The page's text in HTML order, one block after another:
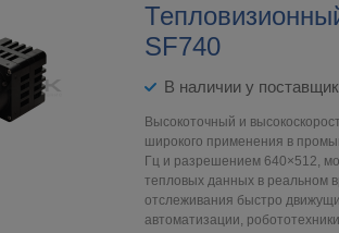
SF740
В наличии у
Высокоточный и
широкого применения в
Гц и разрешением 640×512,
тепловых данных в реальном
отслеживания быстро
автоматизации,